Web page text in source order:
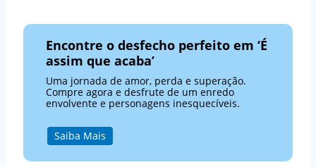
Encontre o desfecho perfeito em ‘É
assim que acaba’
Uma jornada de amor, perda e superação.
Compre agora e desfrute de um enredo
envolvente e personagens inesquecíveis.
Saiba Mais